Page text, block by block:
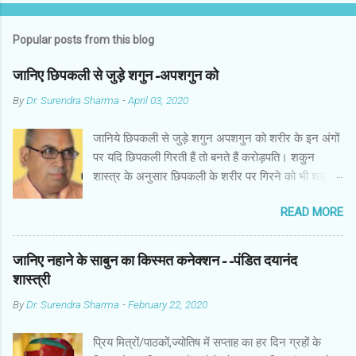
Popular posts from this blog
जानिए छिपकली से जुड़े शगुन-अपशगुन को
ByDr. Surendra Sharma -April 03, 2020
जानिये छिपकली से जुड़े शगुन अपशगुन को शरीर के इन अंगों
पर यदि छिपकली गिरती हैं तो बनते हैं करोड़पति। शकुन
शास्त्र के अनुसार छिपकली के शरीर पर गिरने को भी शकुन/
पाई जाती है, एक जंगली और एक घरेलू। छिपकली की जंगली
नस्ल को गिरगिट कहा जाता है जबकि घरों में पाई जाने वाली
छिपकली घरेलू छिपकली कही जाती है। शकुन शास्त्र के
अनुसार छिपकली के शरीर पर गिरने को भी शकुन/अपशकुन
के दाहिनी तरफ गिरना ठीक होता है। इसी प्रकार छिपकली का
की ओर गिरना अच्छा नहीं होता। रविवार या मंगलवार को लाल
READ MORE
जानिए नहाने के साबुन का किस्मत कनेक्शन--पंडित दयानंद
शास्त्री
ByDr. Surendra Sharma -February 22, 2020
प्रिय मित्रों/पाठकों,ज्योतिष में सप्ताह का हर दिन ग्रहों के